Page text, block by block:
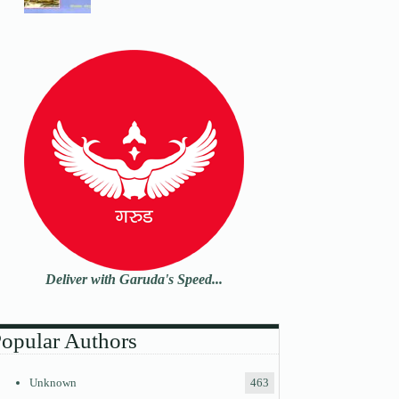
Deliver with Garuda's Speed...
Authors
Unknown 463